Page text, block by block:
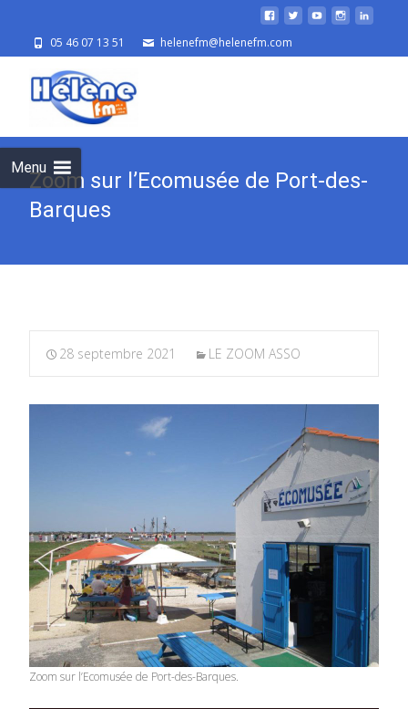
05 46 07 13 51 helenefm@helenefm.com
Menu
Zoom sur l’Ecomusée de Port-des-
Barques
28 septembre 2021 LE ZOOM ASSO
Zoom sur l’Ecomusée de Port-des-Barques.